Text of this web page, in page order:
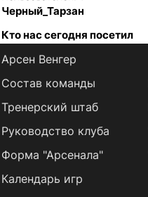
Черный_Тарзан
Кто нас сегодня посетил
Арсен Венгер
Состав команды
Тренерский штаб
Руководство клуба
Форма "Арсенала"
Календарь игр